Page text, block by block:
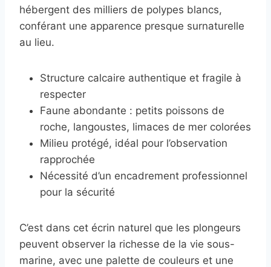
hébergent des milliers de polypes blancs,
conférant une apparence presque surnaturelle
au lieu.
Structure calcaire authentique et fragile à
respecter
Faune abondante : petits poissons de
roche, langoustes, limaces de mer colorées
Milieu protégé, idéal pour l’observation
rapprochée
Nécessité d’un encadrement professionnel
pour la sécurité
C’est dans cet écrin naturel que les plongeurs
peuvent observer la richesse de la vie sous-
marine, avec une palette de couleurs et une